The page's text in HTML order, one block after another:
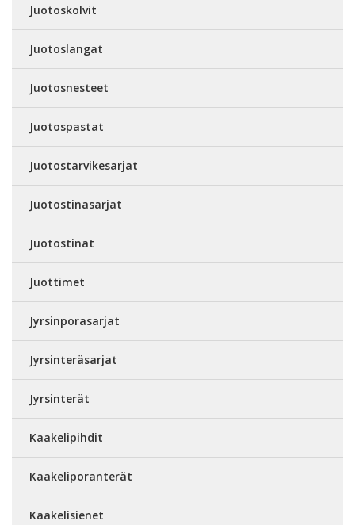
Juotoskolvit
Juotoslangat
Juotosnesteet
Juotospastat
Juotostarvikesarjat
Juotostinasarjat
Juotostinat
Juottimet
Jyrsinporasarjat
Jyrsinteräsarjat
Jyrsinterät
Kaakelipihdit
Kaakeliporanterät
Kaakelisienet